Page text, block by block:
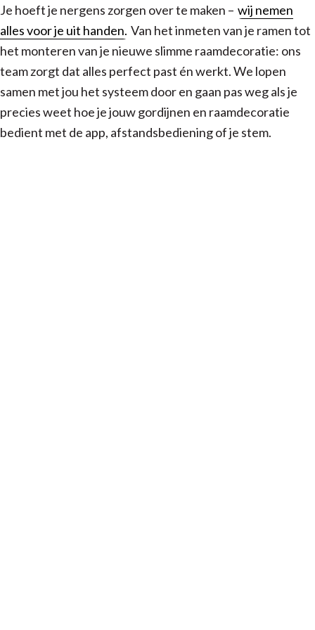
Je hoeft je nergens zorgen over te maken – wij nemen
alles voor je uit handen. Van het inmeten van je ramen tot
het monteren van je nieuwe slimme raamdecoratie: ons
team zorgt dat alles perfect past én werkt. We lopen
samen met jou het systeem door en gaan pas weg als je
precies weet hoe je jouw gordijnen en raamdecoratie
bedient met de app, afstandsbediening of je stem.